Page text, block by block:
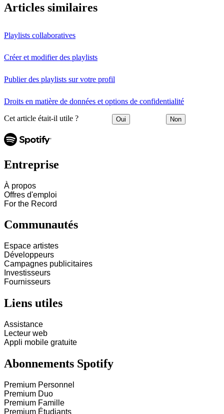
Articles similaires
Playlists collaboratives
Créer et modifier des playlists
Publier des playlists sur votre profil
Droits en matière de données et options de confidentialité
Cet article était-il utile ? Oui Non
Entreprise
À propos
Offres d'emploi
For the Record
Communautés
Espace artistes
Développeurs
Campagnes publicitaires
Investisseurs
Fournisseurs
Liens utiles
Assistance
Lecteur web
Appli mobile gratuite
Abonnements Spotify
Premium Personnel
Premium Duo
Premium Famille
Premium Étudiants